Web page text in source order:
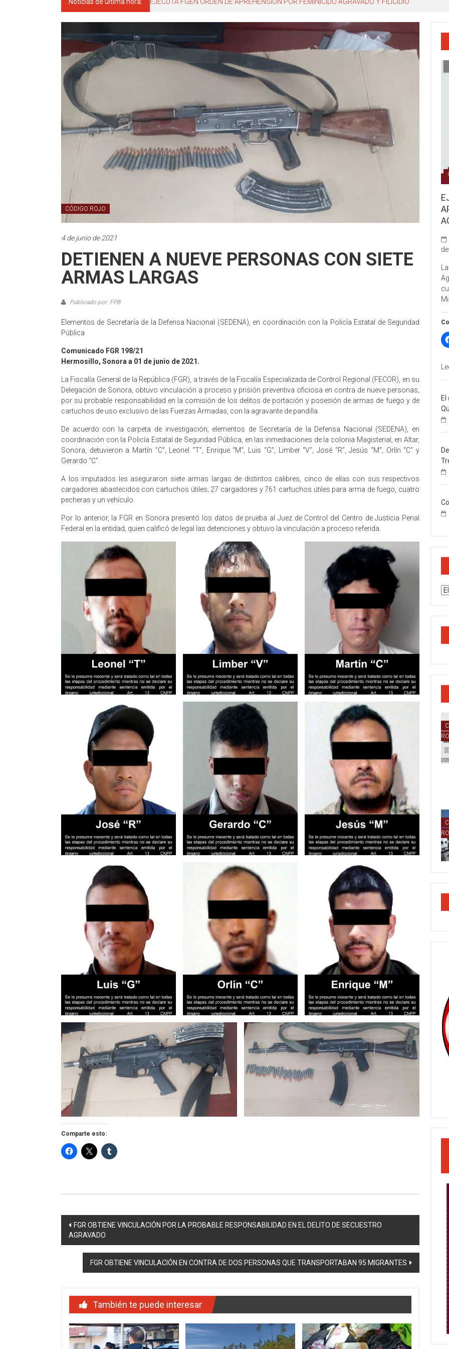
CÓDIGO ROJO
4 de junio de 2021
DETIENEN A NUEVE PERSONAS CON SIETE
ARMAS LARGAS
Publicado por: FPB
Elementos de Secretaría de la Defensa Nacional (SEDENA), en coordinación con la Policía Estatal de Seguridad
Pública
Comunicado FGR 198/21
Hermosillo, Sonora a 01 de junio de 2021.
La Fiscalía General de la República (FGR), a través de la Fiscalía Especializada de Control Regional (FECOR), en su
Delegación de Sonora, obtuvo vinculación a proceso y prisión preventiva oficiosa en contra de nueve personas,
por su probable responsabilidad en la comisión de los delitos de portación y posesión de armas de fuego y de
cartuchos de uso exclusivo de las Fuerzas Armadas, con la agravante de pandilla.
De acuerdo con la carpeta de investigación, elementos de Secretaría de la Defensa Nacional (SEDENA), en
coordinación con la Policía Estatal de Seguridad Pública, en las inmediaciones de la colonia Magisterial, en Altar,
Sonora, detuvieron a Martín “C”, Leonel “T”, Enrique “M”, Luis “G”, Limber “V”, José “R”, Jesús “M”, Orlín “C” y
Gerardo “C”.
A los imputados les aseguraron siete armas largas de distintos calibres, cinco de ellas con sus respectivos
cargadores abastecidos con cartuchos útiles; 27 cargadores y 761 cartuchos útiles para arma de fuego, cuatro
pecheras y un vehículo.
Por lo anterior, la FGR en Sonora presentó los datos de prueba al Juez de Control del Centro de Justicia Penal
Federal en la entidad, quien calificó de legal las detenciones y obtuvo la vinculación a proceso referida.
Comparte esto:
Navegación
de
entradas
FGR OBTIENE VINCULACIÓN POR LA PROBABLE RESPONSABILIDAD EN EL DELITO DE SECUESTRO
AGRAVADO
FGR OBTIENE VINCULACIÓN EN CONTRA DE DOS PERSONAS QUE TRANSPORTABAN 95 MIGRANTES
También te puede interesar
El